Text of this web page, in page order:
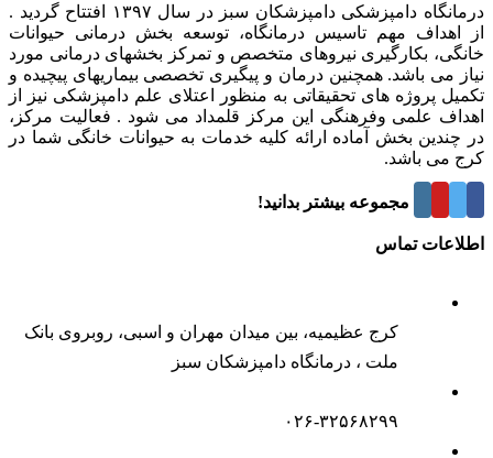
درمانگاه دامپزشکی دامپزشکان سبز در سال ۱۳۹۷ افتتاح گردید .
از اهداف مهم تاسیس درمانگاه، توسعه بخش درمانی حیوانات
خانگی، بکارگیری نیروهای متخصص و تمرکز بخشهای درمانی مورد
نیاز می باشد. همچنین درمان و پیگیری تخصصی بیماریهای پیچیده و
تکمیل پروژه های تحقیقاتی به منظور اعتلای علم دامپزشکی نیز از
اهداف علمی وفرهنگی این مرکز قلمداد می شود . فعالیت مرکز،
در چندین بخش آماده ارائه کلیه خدمات به حیوانات خانگی شما در
کرج می باشد.
درباره این مجموعه بیشتر بدانید!
اطلاعات تماس
کرج عظیمیه، بین میدان مهران و اسبی، روبروی بانک
ملت ، درمانگاه دامپزشکان سبز
۰۲۶-۳۲۵۶۸۲۹۹